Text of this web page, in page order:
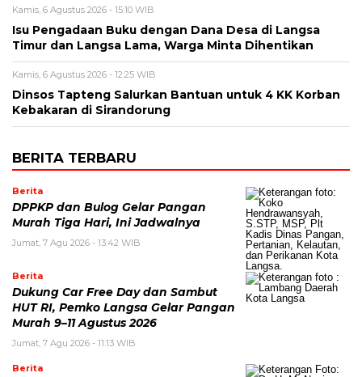
Kamis, 6 Agustus 2026 - 15:10 WIB
Isu Pengadaan Buku dengan Dana Desa di Langsa
Timur dan Langsa Lama, Warga Minta Dihentikan
Kamis, 6 Agustus 2026 - 12:25 WIB
Dinsos Tapteng Salurkan Bantuan untuk 4 KK Korban
Kebakaran di Sirandorung
BERITA TERBARU
Berita
DPPKP dan Bulog Gelar Pangan
Murah Tiga Hari, Ini Jadwalnya
Jumat, 7 Agu 2026 - 13:42 WIB
Berita
Dukung Car Free Day dan Sambut
HUT RI, Pemko Langsa Gelar Pangan
Murah 9–11 Agustus 2026
Jumat, 7 Agu 2026 - 11:13 WIB
Berita